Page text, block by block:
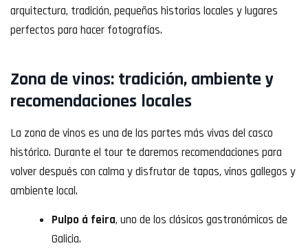
arquitectura, tradición, pequeñas historias locales y lugares
perfectos para hacer fotografías.
Zona de vinos: tradición, ambiente y
recomendaciones locales
La zona de vinos es una de las partes más vivas del casco
histórico. Durante el tour te daremos recomendaciones para
volver después con calma y disfrutar de tapas, vinos gallegos y
ambiente local.
Pulpo á feira, uno de los clásicos gastronómicos de
Galicia.